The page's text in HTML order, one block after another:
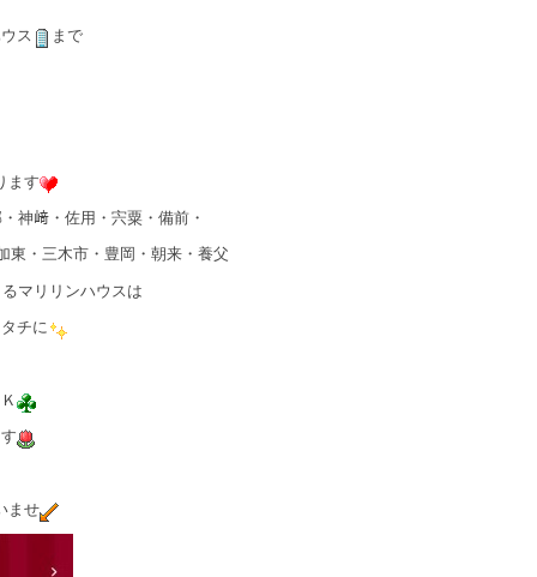
ス まで
ます
神﨑・佐用・宍粟・備前・
東・三木市・豊岡・朝来・養父
マリリンハウスは
チに
ませ